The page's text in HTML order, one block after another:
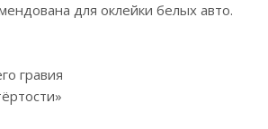
для оклейки белых авто.
гравия